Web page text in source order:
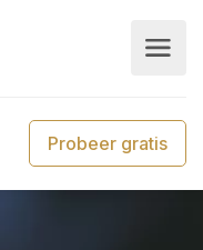
Probeer gratis